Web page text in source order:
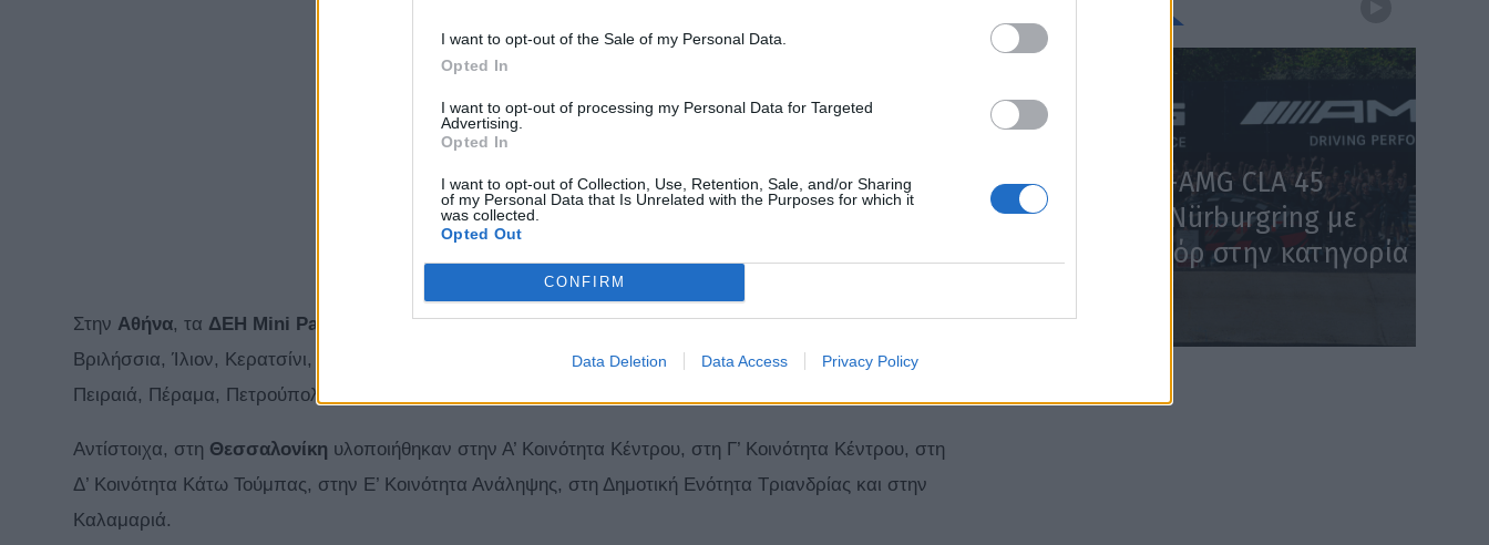
I want to opt-out of the Sale of my Personal Data.
Opted In
I want to opt-out of processing my Personal Data for Targeted
Advertising.
Opted In
I want to opt-out of Collection, Use, Retention, Sale, and/or Sharing
of my Personal Data that Is Unrelated with the Purposes for which it
was collected.
Opted Out
CONFIRM
Data Deletion Data Access Privacy Policy
Στην Αθήνα, τα ΔΕΗ Mini Parks
δημιουργήθηκαν σε Αγία Παρασκευή, Σταθμό Λαρίσης, Άλιμο,
Βριλήσσια, Ίλιον, Κερατσίνι, Κηφισιά, Κορυδαλλό, Μάνδρα, Μαρούσι, Νέα Ιωνία, Παλλήνη-Γέρακα,
Πειραιά, Πέραμα, Πετρούπολη, Πεύκη και Χαλάνδρι.
Αντίστοιχα, στη Θεσσαλονίκη υλοποιήθηκαν στην Α’ Κοινότητα Κέντρου, στη Γ’ Κοινότητα Κέντρου, στη
Δ’ Κοινότητα Κάτω Τούμπας, στην Ε’ Κοινότητα Ανάληψης, στη Δημοτική Ενότητα Τριανδρίας και στην
Καλαμαριά.
Η Mercedes-AMG CLA 45
κατακτά το Nürburgring με
χρόνο – ρεκόρ στην κατηγορία
WEB TV